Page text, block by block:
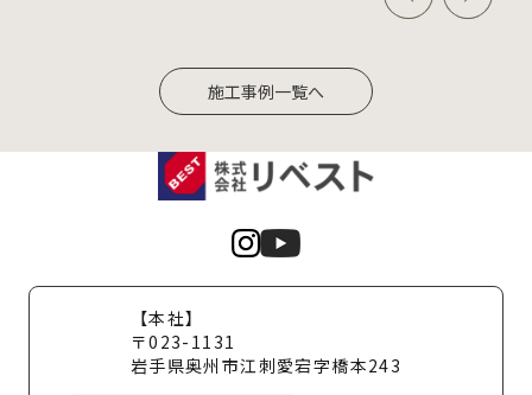
施工事例一覧へ
【本社】
〒023-1131
岩手県奥州市江刺愛宕字橋本243